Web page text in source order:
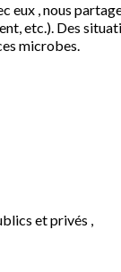
, nous
etc.). Des
microbes.
et privés ,